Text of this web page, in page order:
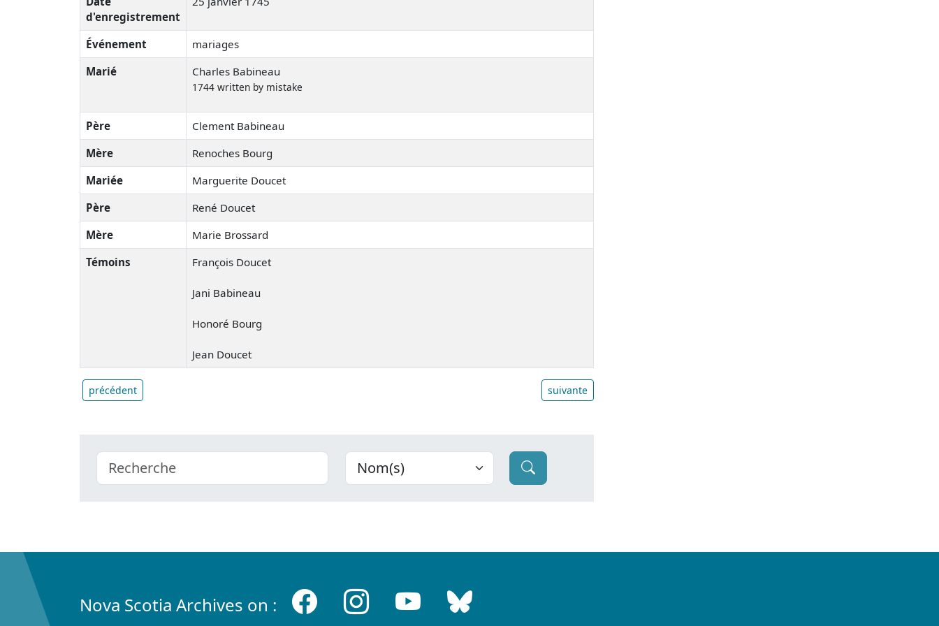
d'enregistrement
Événement
mariages
Marié
Charles Babineau
1744 written by mistake
Père
Clement Babineau
Mère
Renoches Bourg
Mariée
Marguerite Doucet
Père
René Doucet
Mère
Marie Brossard
Témoins
François Doucet
Jani Babineau
Honoré Bourg
Jean Doucet
précédent suivante
Nova Scotia Archives on :